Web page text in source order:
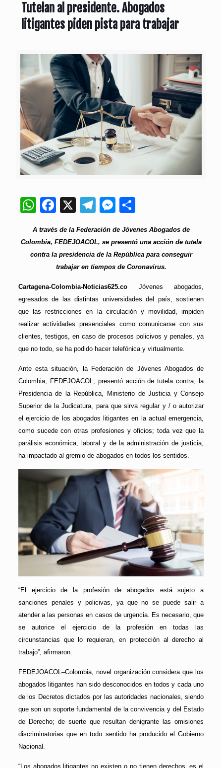
Tutelan al presidente. Abogados
litigantes piden pista para trabajar
WhatsApp
Facebook
X Telegram
Messenger
A través de la Federación de Jóvenes Abogados de
Colombia, FEDEJOACOL, se presentó una acción de tutela
contra la presidencia de la República para conseguir
trabajar en tiempos de Coronavirus.
Cartagena-Colombia-Noticias625.coJóvenes abogados,
egresados de las distintas universidades del país, sostienen
que las restricciones en la circulación y movilidad, impiden
realizar actividades presenciales como comunicarse con sus
clientes, testigos, en caso de procesos policivos y penales, ya
que no todo, se ha podido hacer telefónica y virtualmente.
Ante esta situación, la Federación de Jóvenes Abogados de
Colombia, FEDEJOACOL, presentó acción de tutela contra, la
Presidencia de la República, Ministerio de Justicia y Consejo
Superior de la Judicatura, para que sirva regular y / o autorizar
el ejercicio de los abogados litigantes en la actual emergencia,
como sucede con otras profesiones y oficios; toda vez que la
parálisis económica, laboral y de la administración de justicia,
ha impactado al gremio de abogados en todos los sentidos.
“El ejercicio de la profesión de abogados está sujeto a
sanciones penales y policivas, ya que no se puede salir a
atender a las personas en casos de urgencia. Es necesario, que
se autorice el ejercicio de la profesión en todas las
circunstancias que lo requieran, en protección al derecho al
trabajo”, afirmaron.
FEDEJOACOL–Colombia, novel organización considera que los
abogados litigantes han sido desconocidos en todos y cada uno
de los Decretos dictados por las autoridades nacionales, siendo
que son un soporte fundamental de la convivencia y del Estado
de Derecho; de suerte que resultan denigrante las omisiones
discriminatorias que en todo sentido ha producido el Gobierno
Nacional.
“Los abogados litigantes no existen o no tienen derechos, es el